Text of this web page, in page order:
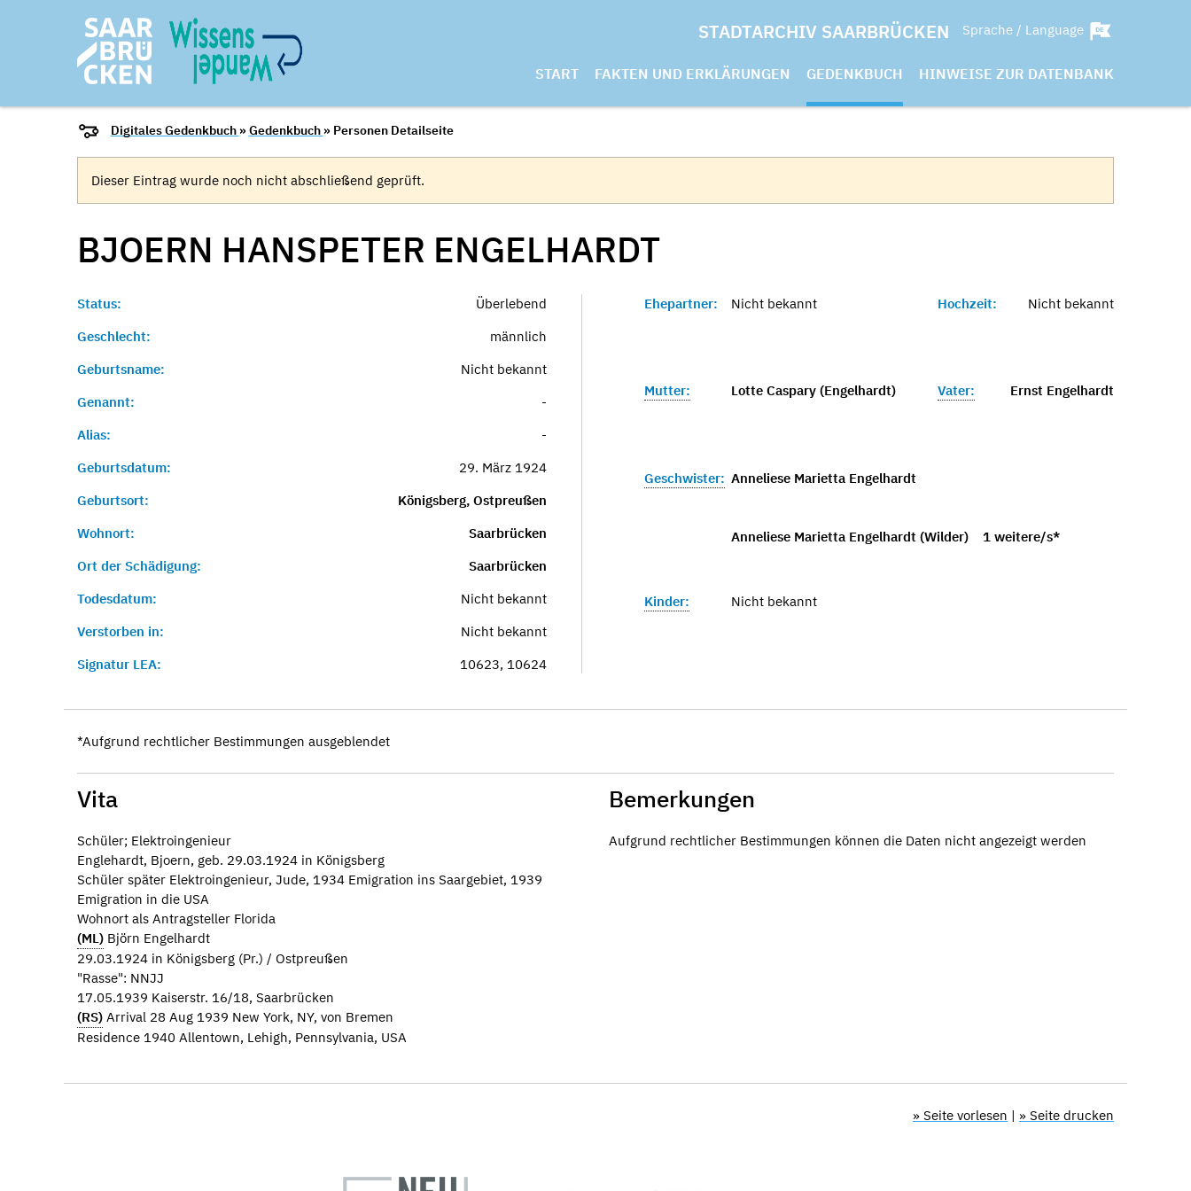
STADTARCHIV SAARBRÜCKEN Sprache / Language
START FAKTEN UND ERKLÄRUNGEN GEDENKBUCH HINWEISE ZUR DATENBANK
Digitales Gedenkbuch »Gedenkbuch » Personen Detailseite
Dieser Eintrag wurde noch nicht abschließend geprüft.
BJOERN HANSPETER ENGELHARDT
Status:
Überlebend
Geschlecht:
männlich
Geburtsname:
Nicht bekannt
Genannt:
-
Alias:
-
Geburtsdatum:
29. März 1924
Geburtsort:
Königsberg, Ostpreußen
Wohnort:
Saarbrücken
Ort der Schädigung:
Saarbrücken
Todesdatum:
Nicht bekannt
Verstorben in:
Nicht bekannt
Signatur LEA:
10623, 10624
Ehepartner: Nicht bekannt Hochzeit: Nicht bekannt
Mutter: Lotte Caspary (Engelhardt) Vater: Ernst Engelhardt
Geschwister: Anneliese Marietta Engelhardt
Anneliese Marietta Engelhardt (Wilder) 1 weitere/s*
Kinder: Nicht bekannt
*Aufgrund rechtlicher Bestimmungen ausgeblendet
Vita
Schüler; Elektroingenieur
Englehardt, Bjoern, geb. 29.03.1924 in Königsberg
Schüler später Elektroingenieur, Jude, 1934 Emigration ins Saargebiet, 1939
Emigration in die USA
Wohnort als Antragsteller Florida
(ML) Björn Engelhardt
29.03.1924 in Königsberg (Pr.) / Ostpreußen
"Rasse": NNJJ
17.05.1939 Kaiserstr. 16/18, Saarbrücken
(RS) Arrival 28 Aug 1939 New York, NY, von Bremen
Residence 1940 Allentown, Lehigh, Pennsylvania, USA
Bemerkungen
Aufgrund rechtlicher Bestimmungen können die Daten nicht angezeigt werden
» Seite vorlesen | » Seite drucken